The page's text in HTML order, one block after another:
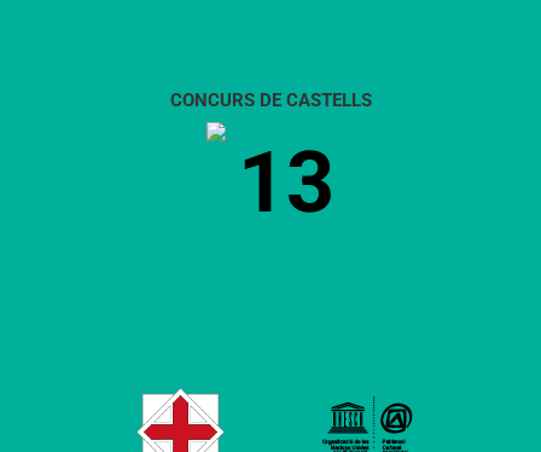
CONCURS DE CASTELLS
13